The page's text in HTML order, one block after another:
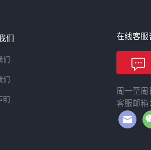
们
们
们
明
在线客服
周一至周
客服邮箱